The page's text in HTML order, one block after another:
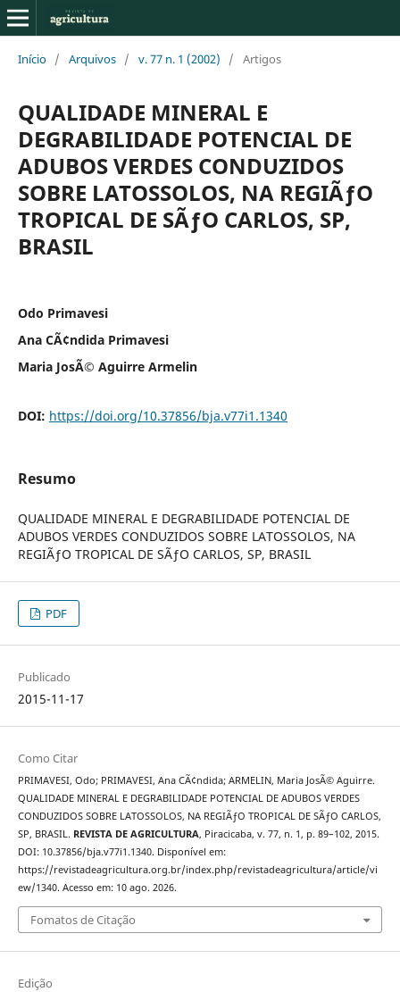
Início / Arquivos / v. 77 n. 1 (2002) / Artigos
QUALIDADE MINERAL E
DEGRABILIDADE POTENCIAL DE
ADUBOS VERDES CONDUZIDOS
SOBRE LATOSSOLOS, NA REGIÃƒO
TROPICAL DE SÃƒO CARLOS, SP,
BRASIL
Odo Primavesi
Ana CÃ¢ndida Primavesi
Maria JosÃ© Aguirre Armelin
DOI: https://doi.org/10.37856/bja.v77i1.1340
Resumo
QUALIDADE MINERAL E DEGRABILIDADE POTENCIAL DE
ADUBOS VERDES CONDUZIDOS SOBRE LATOSSOLOS, NA
REGIÃƒO TROPICAL DE SÃƒO CARLOS, SP, BRASIL
PDF
Publicado
2015-11-17
Como Citar
PRIMAVESI, Odo; PRIMAVESI, Ana CÃ¢ndida; ARMELIN, Maria JosÃ© Aguirre.
QUALIDADE MINERAL E DEGRABILIDADE POTENCIAL DE ADUBOS VERDES
CONDUZIDOS SOBRE LATOSSOLOS, NA REGIÃƒO TROPICAL DE SÃƒO CARLOS,
SP, BRASIL. REVISTA DE AGRICULTURA, Piracicaba, v. 77, n. 1, p. 89–102, 2015.
DOI: 10.37856/bja.v77i1.1340. Disponível em:
https://revistadeagricultura.org.br/index.php/revistadeagricultura/article/vi
ew/1340. Acesso em: 10 ago. 2026.
Fomatos de Citação
Edição